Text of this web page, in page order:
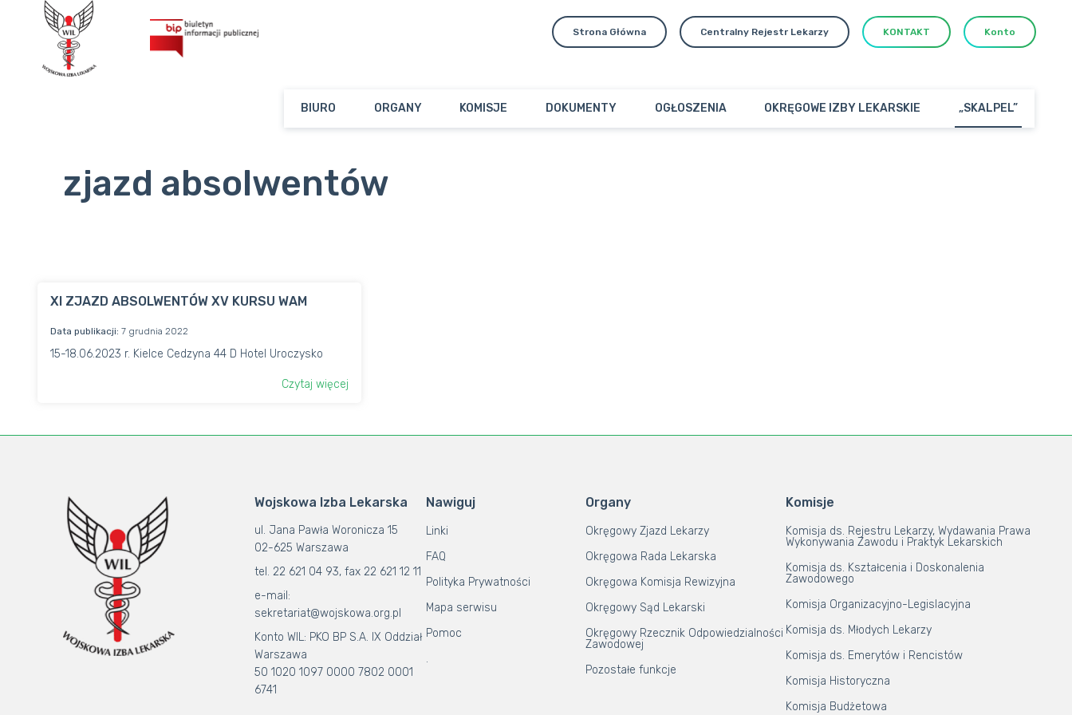
Strona Główna Centralny Rejestr Lekarzy KONTAKT Konto
BIURO ORGANY KOMISJE DOKUMENTY OGŁOSZENIA OKRĘGOWE IZBY LEKARSKIE „SKALPEL”
zjazd absolwentów
XI ZJAZD ABSOLWENTÓW XV KURSU WAM
Data publikacji: 7 grudnia 2022
15-18.06.2023 r. Kielce Cedzyna 44 D Hotel Uroczysko
Czytaj więcej
Wojskowa Izba Lekarska
ul. Jana Pawła Woronicza 15
02-625 Warszawa
tel. 22 621 04 93, fax 22 621 12 11
e-mail:
sekretariat@wojskowa.org.pl
Konto WIL: PKO BP S.A. IX Oddział
Warszawa
50 1020 1097 0000 7802 0001
6741
Nawiguj
Linki
FAQ
Polityka Prywatności
Mapa serwisu
Pomoc
.
Organy
Okręgowy Zjazd Lekarzy
Okręgowa Rada Lekarska
Okręgowa Komisja Rewizyjna
Okręgowy Sąd Lekarski
Okręgowy Rzecznik Odpowiedzialności
Zawodowej
Pozostałe funkcje
Komisje
Komisja ds. Rejestru Lekarzy, Wydawania Prawa
Wykonywania Zawodu i Praktyk Lekarskich
Komisja ds. Kształcenia i Doskonalenia
Zawodowego
Komisja Organizacyjno-Legislacyjna
Komisja ds. Młodych Lekarzy
Komisja ds. Emerytów i Rencistów
Komisja Historyczna
Komisja Budżetowa